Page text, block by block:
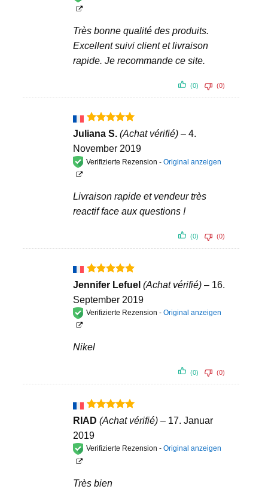
Très bonne qualité des produits.
Excellent suivi client et livraison
rapide. Je recommande ce site.
(0) (0)
Bewertet
von
5
Juliana S.(Achat vérifié) – 4.
November 2019
Verifizierte Rezension -Original anzeigen
Livraison rapide et vendeur très
reactif face aux questions !
(0) (0)
Bewertet
mit5von
5
Jennifer Lefuel(Achat vérifié) – 16.
September 2019
Verifizierte Rezension -Original anzeigen
Nikel
(0) (0)
Bewertet
mit
5
RIAD(Achat vérifié) – 17. Januar
2019
Verifizierte Rezension -Original anzeigen
Très bien